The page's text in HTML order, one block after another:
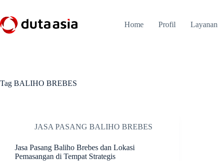
content
Home Profil Layanan
Tag BALIHO BREBES
JASA PASANG BALIHO BREBES
Jasa Pasang Baliho Brebes dan Lokasi
Pemasangan di Tempat Strategis